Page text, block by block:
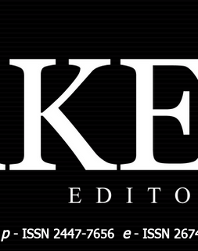
p - ISSN 2447-7656 e- ISSN